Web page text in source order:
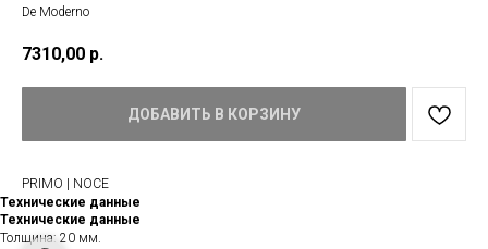
De Moderno
7310,00 р.
ДОБАВИТЬ В КОРЗИНУ
PRIMO | NOCE
Технические данные
Технические данные
Толщина: 20 мм.